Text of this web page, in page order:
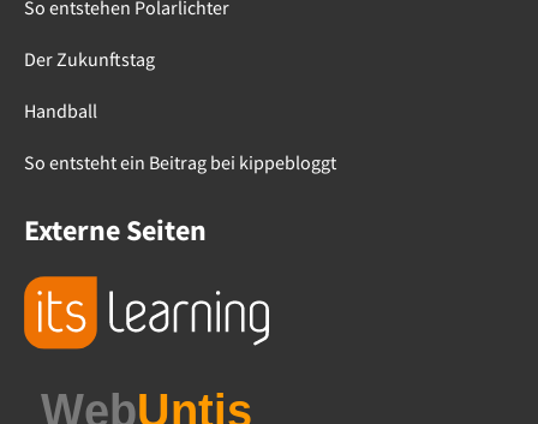
So entstehen Polarlichter
Der Zukunftstag
Handball
So entsteht ein Beitrag bei kippebloggt
Externe Seiten